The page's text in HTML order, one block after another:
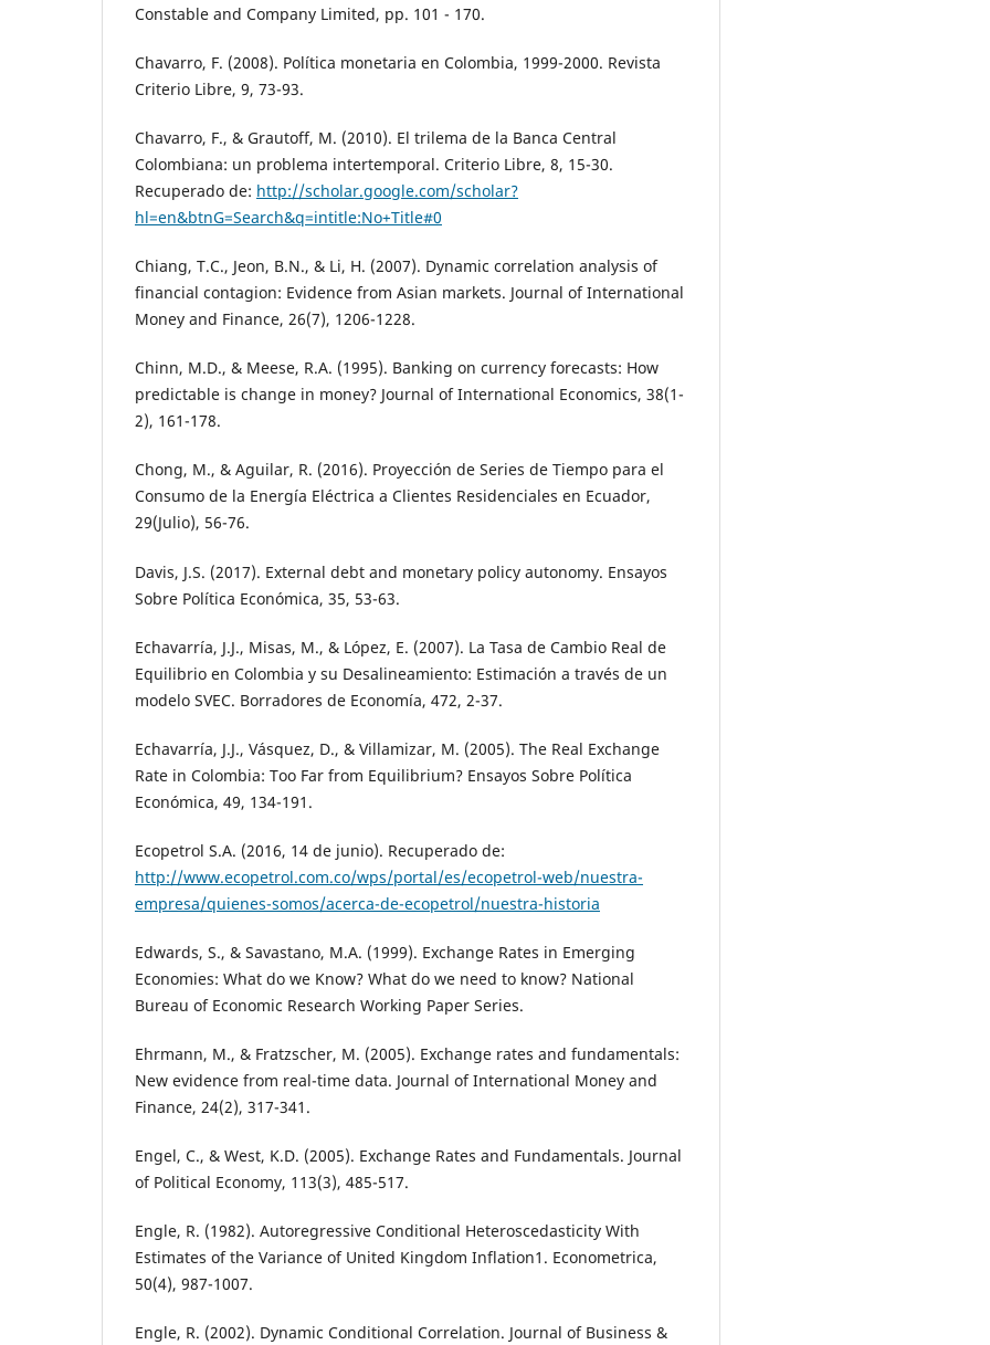
Constable and Company Limited, pp. 101 - 170.
Chavarro, F. (2008). Política monetaria en Colombia, 1999-2000. Revista
Criterio Libre, 9, 73-93.
Chavarro, F., & Grautoff, M. (2010). El trilema de la Banca Central
Colombiana: un problema intertemporal. Criterio Libre, 8, 15-30.
Recuperado de: http://scholar.google.com/scholar?
hl=en&btnG=Search&q=intitle:No+Title#0
Chiang, T.C., Jeon, B.N., & Li, H. (2007). Dynamic correlation analysis of
financial contagion: Evidence from Asian markets. Journal of International
Money and Finance, 26(7), 1206-1228.
Chinn, M.D., & Meese, R.A. (1995). Banking on currency forecasts: How
predictable is change in money? Journal of International Economics, 38(1-
2), 161-178.
Chong, M., & Aguilar, R. (2016). Proyección de Series de Tiempo para el
Consumo de la Energía Eléctrica a Clientes Residenciales en Ecuador,
29(Julio), 56-76.
Davis, J.S. (2017). External debt and monetary policy autonomy. Ensayos
Sobre Política Económica, 35, 53-63.
Echavarría, J.J., Misas, M., & López, E. (2007). La Tasa de Cambio Real de
Equilibrio en Colombia y su Desalineamiento: Estimación a través de un
modelo SVEC. Borradores de Economía, 472, 2-37.
Echavarría, J.J., Vásquez, D., & Villamizar, M. (2005). The Real Exchange
Rate in Colombia: Too Far from Equilibrium? Ensayos Sobre Política
Económica, 49, 134-191.
Ecopetrol S.A. (2016, 14 de junio). Recuperado de:
http://www.ecopetrol.com.co/wps/portal/es/ecopetrol-web/nuestra-
empresa/quienes-somos/acerca-de-ecopetrol/nuestra-historia
Edwards, S., & Savastano, M.A. (1999). Exchange Rates in Emerging
Economies: What do we Know? What do we need to know? National
Bureau of Economic Research Working Paper Series.
Ehrmann, M., & Fratzscher, M. (2005). Exchange rates and fundamentals:
New evidence from real-time data. Journal of International Money and
Finance, 24(2), 317-341.
Engel, C., & West, K.D. (2005). Exchange Rates and Fundamentals. Journal
of Political Economy, 113(3), 485-517.
Engle, R. (1982). Autoregressive Conditional Heteroscedasticity With
Estimates of the Variance of United Kingdom Inflation1. Econometrica,
50(4), 987-1007.
Engle, R. (2002). Dynamic Conditional Correlation. Journal of Business &